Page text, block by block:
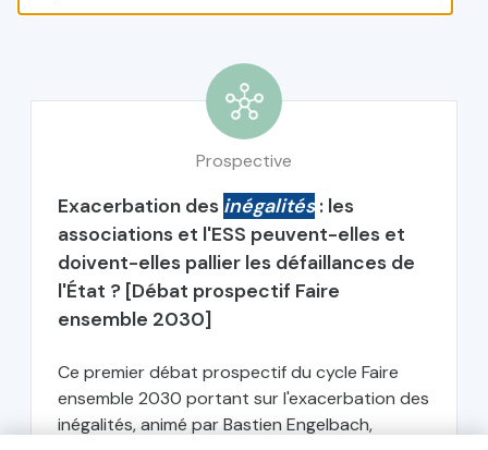
Prospective
Exacerbation des inégalités : les
associations et l'ESS peuvent-elles et
doivent-elles pallier les défaillances de
l'État ? [Débat prospectif Faire
ensemble 2030]
Ce premier débat prospectif du cycle Faire
ensemble 2030 portant sur l'exacerbation des
inégalités, animé par Bastien Engelbach,